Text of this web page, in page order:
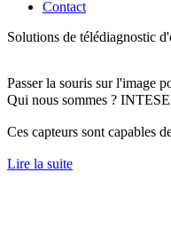
Contact
Solutions de télédiagnostic
Passer la souris sur l'image
Qui nous sommes ?
Ces capteurs sont capables
Lire la suite